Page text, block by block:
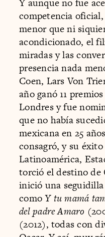
Y aunque no fue
competencia
menor que ni
acondicionado, el
miradas y las
presencia nada
Coen, Lars Von
año ganó 11
Londres y fue
que no había
mexicana en 25
consagró, y su
Latinoamérica,
torció el destino de
inició una
comoY tu mamá
del padre Amaro
(2012), todas con